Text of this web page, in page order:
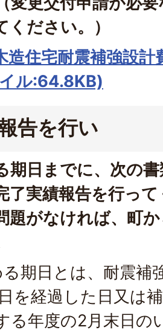
ださい。）
造住宅耐震補強設計
ル:64.8KB)
告を行い
期日までに、次の
了実績報告を行っ
題がなければ、町
期日とは、耐震補
を経過した日又は
る年度の2月末日の